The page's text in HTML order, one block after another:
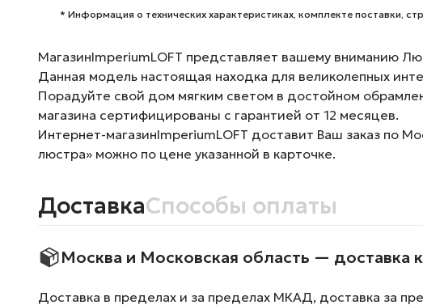
* Информация о технических характеристиках, комплекте поставки,
МагазинImperiumLOFT представляет вашему вниманию
Данная модель настоящая находка для великолепных
Порадуйте свой дом мягким светом в достойном
магазина сертифицированы с гарантией от 12 месяцев.
Интернет-магазинImperiumLOFT доставит Ваш заказ по
люстра» можно по цене указанной в карточке.
ДоставкаСпособы оплаты
Москва и Московская область — доставка
Доставка в пределах и за пределах МКАД, доставка за